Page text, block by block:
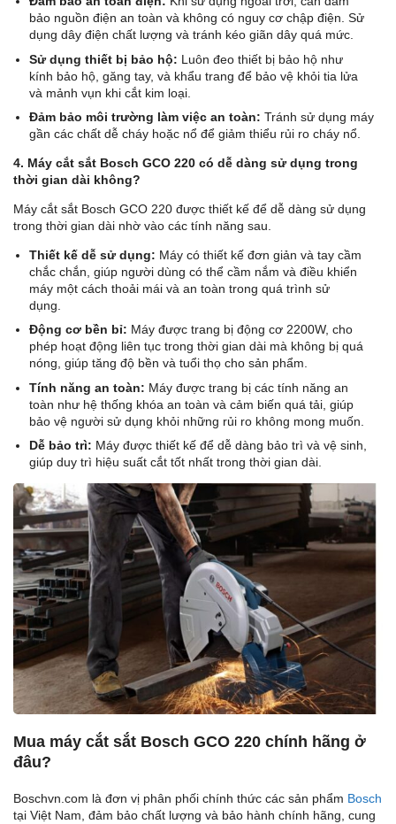
bảo nguồn điện an toàn và không có nguy cơ chập điện. Sử
dụng dây điện chất lượng và tránh kéo giãn dây quá mức.
Sử dụng thiết bị bảo hộ: Luôn đeo thiết bị bảo hộ như
kính bảo hộ, găng tay, và khẩu trang để bảo vệ khỏi tia lửa
và mảnh vụn khi cắt kim loại.
Đảm bảo môi trường làm việc an toàn: Tránh sử dụng máy
gần các chất dễ cháy hoặc nổ để giảm thiểu rủi ro cháy nổ.
4. Máy cắt sắt Bosch GCO 220 có dễ dàng sử dụng trong
thời gian dài không?
Máy cắt sắt Bosch GCO 220 được thiết kế để dễ dàng sử dụng
trong thời gian dài nhờ vào các tính năng sau.
Thiết kế dễ sử dụng: Máy có thiết kế đơn giản và tay cầm
chắc chắn, giúp người dùng có thể cầm nắm và điều khiển
máy một cách thoải mái và an toàn trong quá trình sử
dụng.
Động cơ bền bỉ: Máy được trang bị động cơ 2200W, cho
phép hoạt động liên tục trong thời gian dài mà không bị quá
nóng, giúp tăng độ bền và tuổi thọ cho sản phẩm.
Tính năng an toàn: Máy được trang bị các tính năng an
toàn như hệ thống khóa an toàn và cảm biến quá tải, giúp
bảo vệ người sử dụng khỏi những rủi ro không mong muốn.
Dễ bảo trì: Máy được thiết kế để dễ dàng bảo trì và vệ sinh,
giúp duy trì hiệu suất cắt tốt nhất trong thời gian dài.
Mua máy cắt sắt Bosch GCO 220 chính hãng ở
đâu?
Boschvn.com là đơn vị phân phối chính thức các sản phẩm Bosch
tại Việt Nam, đảm bảo chất lượng và bảo hành chính hãng, cung